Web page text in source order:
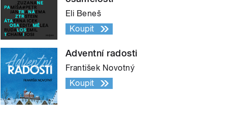
Eli Beneš
Koupit
Adventní radosti
František Novotný
Koupit